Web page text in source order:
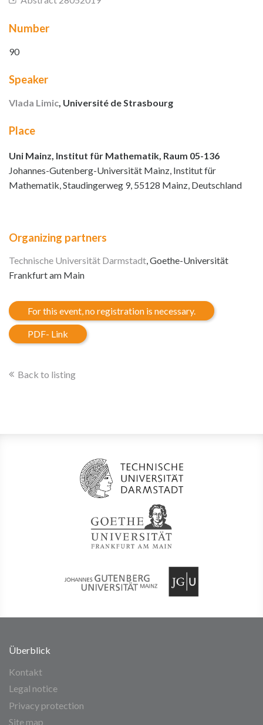
Number
90
Speaker
Vlada Limic, Université de Strasbourg
Place
Uni Mainz, Institut für Mathematik, Raum 05-136
Johannes-Gutenberg-Universität Mainz, Institut für
Mathematik, Staudingerweg 9, 55128 Mainz, Deutschland
Organizing partners
Technische Universität Darmstadt, Goethe-Universität
Frankfurt am Main
For this event, no registration is necessary.
PDF- Link
Back to listing
Überblick
Kontakt
Legal notice
Privacy protection
Site map